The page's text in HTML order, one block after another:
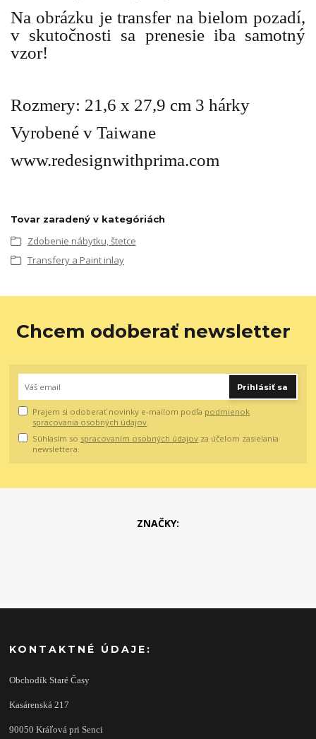
Na obrázku je transfer na bielom pozadí,
v skutočnosti sa prenesie iba samotný
vzor!
Rozmery: 21,6 x 27,9 cm 3 hárky
Vyrobené v Taiwane
www.redesignwithprima.com
Tovar zaradený v kategóriách
Zdobenie nábytku, štetce
Transfery a Paint inlay
Chcem odoberať newsletter
Prihlásiť sa
Prajem si odoberať novinky e-mailom podľa podmienok
spracovania osobných údajov
Súhlasím so spracovaním osobných údajov za účelom zasielania
newslettera.
ZNAČKY:
KONTAKTNÉ ÚDAJE:
Obchodík Staré Časy
Kasárenská 217
90050 Kráľová pri Senci